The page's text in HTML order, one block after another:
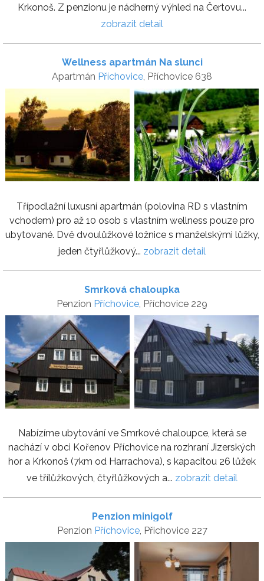
Krkonoš. Z penzionu je nádherný výhled na Čertovu...
zobrazit detail
Wellness apartmán Na slunci
Apartmán Příchovice, Příchovice 638
Třípodlažní luxusní apartmán (polovina RD s vlastním
vchodem) pro až 10 osob s vlastním wellness pouze pro
ubytované. Dvě dvoulůžkové ložnice s manželskými lůžky,
jeden čtyřlůžkový... zobrazit detail
Smrková chaloupka
Penzion Příchovice , Příchovice 229
Nabízíme ubytování ve Smrkové chaloupce, která se
nachází v obci Kořenov Příchovice na rozhraní Jizerských
hor a Krkonoš (7km od Harrachova), s kapacitou 26 lůžek
ve třílůžkových, čtyřlůžkových a... zobrazit detail
Penzion minigolf
Penzion Příchovice, Přichovice 227